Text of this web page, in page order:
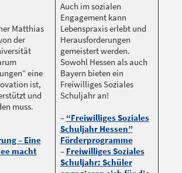
Matthias
der
eine
ist,
und
muss.
– Eine
macht
Auch im sozialen
Engagement kann
Lebenspraxis erlebt und
Herausforderungen
gemeistert werden.
Sowohl Hessen als auch
Bayern bieten ein
Freiwilliges Soziales
Schuljahr an!
–“Freiwilliges Soziales
Schuljahr Hessen”
Förderprogramme
– Freiwilliges Soziales
Schuljahr: Schüler